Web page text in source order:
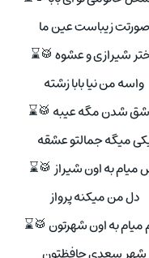
صورتت زیباست عین ما
شیرازی و عشوه 🥁⌛
واسه من نیا بابا زشته
شدن مگه عیبه 🥁⌛
میگه جمالتو عشقه
میام به اون شیراز 🥁⌛
دل من میکنه پرواز
میام به اون شهرتون 🥁⌛